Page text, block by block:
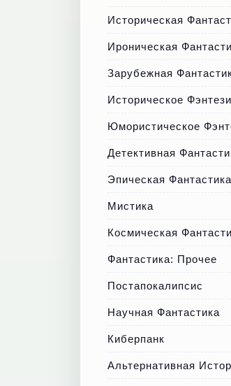
Историческая
Ироническая
Зарубежная
Историческое Фэнтези
Юмористическое
Детективная
Эпическая Фантастика
Мистика
Космическая
Фантастика: Прочее
Постапокалипсис
Научная Фантастика
Киберпанк
Альтернативная